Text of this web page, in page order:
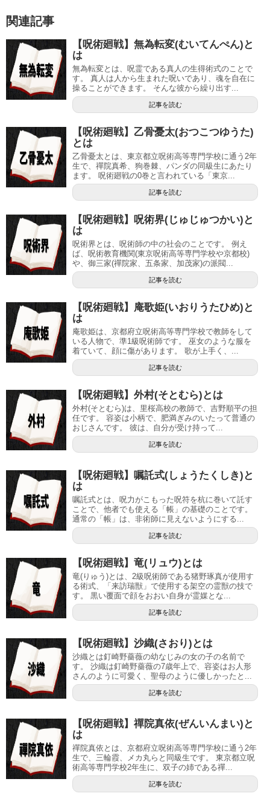
関連記事
【呪術廻戦】無為転変(むいてんぺん)と
は
無為転変とは、呪霊である真人の生得術式のことで
す。 真人は人から生まれた呪いであり、魂を自在に
操ることができます。 そんな彼から繰り出す...
記事を読む
【呪術廻戦】乙骨憂太(おつこつゆうた)
とは
乙骨憂太とは、東京都立呪術高等専門学校に通う2年
生で、禪院真希、狗巻棘、パンダの同級生にあたり
ます。 呪術廻戦の0巻と言われている「東京...
記事を読む
【呪術廻戦】呪術界(じゅじゅつかい)と
は
呪術界とは、呪術師の中の社会のことです。 例え
ば、呪術教育機関(東京呪術高等専門学校や京都校)
や、御三家(禪院家、五条家、加茂家)の派閥...
記事を読む
【呪術廻戦】庵歌姫(いおりうたひめ)と
は
庵歌姫は、京都府立呪術高等専門学校で教師をして
いる人物で、準1級呪術師です。 巫女のような服を
着ていて、顔に傷があります。 歌が上手く、...
記事を読む
【呪術廻戦】外村(そとむら)とは
外村(そとむら)は、里桜高校の教師で、吉野順平の担
任です。 容姿は小柄で、肥満ぎみのいたって普通の
おじさんです。 彼は、自分が受け持って...
記事を読む
【呪術廻戦】嘱託式(しょうたくしき)と
は
嘱託式とは、呪力がこもった呪符を杭に巻いて託す
ことで、他者でも使える「帳」の基礎のことです。
通常の「帳」は、非術師に見えないようにする...
記事を読む
【呪術廻戦】竜(リュウ)とは
竜(りゅう)とは、2級呪術師である猪野琢真が使用す
る術式、「来訪瑞獣」で使用する架空の霊獣の技で
す。 黒い覆面で顔をおおい自身が霊媒とな...
記事を読む
【呪術廻戦】沙織(さおり)とは
沙織とは釘崎野薔薇の幼なじみの女の子の名前で
す。 沙織は釘崎野薔薇の7歳年上で、容姿はお人形
さんのように可愛く、聖母のように優しかったと...
記事を読む
【呪術廻戦】禪院真依(ぜんいんまい)と
は
禪院真依とは、京都府立呪術高等専門学校に通う2年
生で、三輪霞、メカ丸らと同級生です。 東京都立呪
術高等専門学校2年生に、双子の姉である禪...
記事を読む